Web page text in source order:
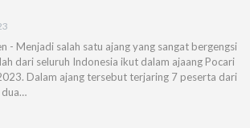
- Menjadi salah satu ajang yang sangat bergengsi
dari seluruh Indonesia ikut dalam ajaang Pocari
Dalam ajang tersebut terjaring 7 peserta dari
dua…